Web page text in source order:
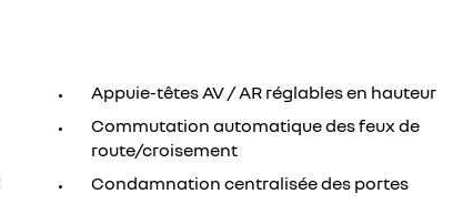
Appuie-têtes AV / AR réglables en hauteur
Commutation automatique des feux de
route/croisement
Condamnation centralisée des portes